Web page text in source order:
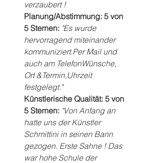
verzaubert !
Planung/Abstimmung: 5 von
5 Sternen: "Es wurde
hervorragend miteinander
kommuniziert.Per Mail und
auch am TelefonWünsche,
Ort &Termin,Uhrzeit
festgelegt."
Künstlerische Qualität: 5 von
5 Sternen: "Von Anfang an
hatte uns der Künstler
Schmittini in seinen Bann
gezogen. Erste Sahne ! Das
war hohe Schule der